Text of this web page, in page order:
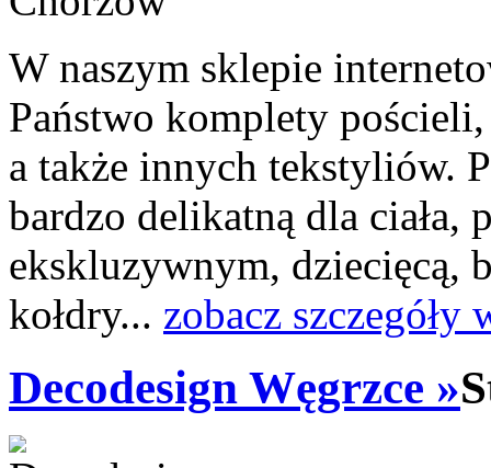
W naszym sklepie
Państwo komplety
a także innych tekstyliów.
bardzo delikatną dla ciała,
ekskluzywnym, dziecięcą,
kołdry... zobacz szczegóły
Decodesign Węgrzce »